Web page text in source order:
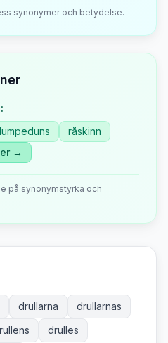
synonymer och betydelse.
råskinn
→
på synonymstyrka och
drullarna
drullarnas
drulles